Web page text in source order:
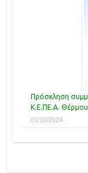
Πρόσκληση
Κ.Ε.ΠΕ.Α.
01/10/2024